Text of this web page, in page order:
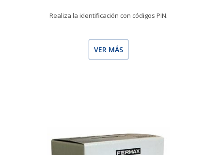
Realiza la identificación con códigos PIN.
VER MÁS